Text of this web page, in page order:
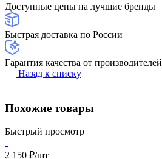
Доступные цены на лучшие бренды
Быстрая доставка по России
Гарантия качества от производителей
Назад к списку
Похожие товары
Быстрый просмотр
2 150 ₽/шт